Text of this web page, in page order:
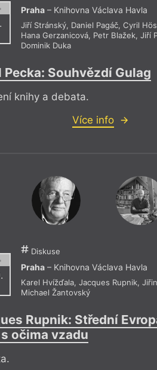
Praha – Knihovna Václava Havla
Jiří Stránský, Daniel Pagáč,Cyril
Hana Gerzanicová, Petr Blažek,Jiří
Dominik Duka
Pecka: Souhvězdí Gulag
knihy a debata.
Více info
Diskuse
Praha – Knihovna Václava Havla
Karel Hvížďala,Jacques Rupnik,
Michael Žantovský
Rupnik: Střední
očima vzadu